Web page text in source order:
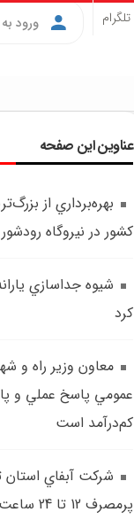
ورود تلگرام
عناوین این صفحه
بهره‌برداري از
کشور در نيروگاه رودشور
شيوه جداسازي
کرد
معاون وزير راه و
عمومي پاسخ عملي و
کم‌درآمد است
شرکت آبفاي استان
پرمصرف 12 تا 24 ساعت قطع خواهد شد